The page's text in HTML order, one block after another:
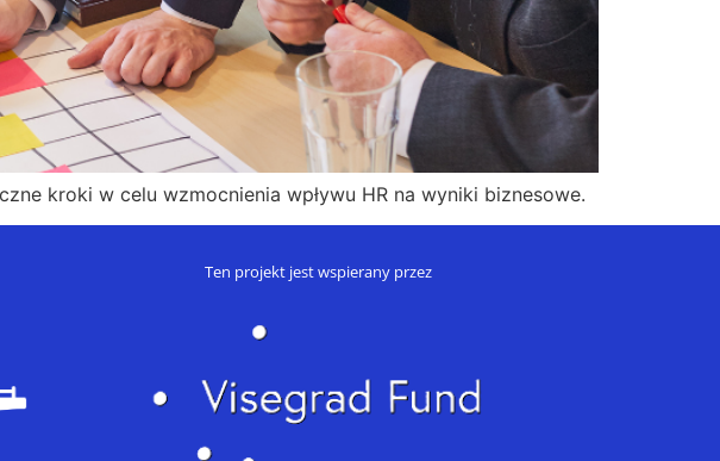
kroki w celu wzmocnienia wpływu HR na wyniki biznesowe.
Ten projekt jest wspierany przez